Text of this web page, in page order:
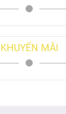
KHUYẾN MÃI